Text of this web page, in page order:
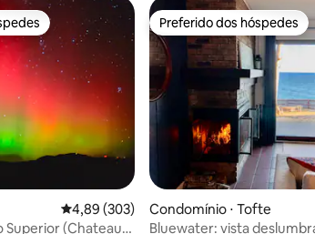
avaliações
dos hóspedes
4,89 de uma avaliação média de 5, 303
4,89 (303)
Superior (Chateau
Preferido dos hóspedes
Preferido dos hóspedes
Condomínio ⋅ Tofte
Bluewater: vista